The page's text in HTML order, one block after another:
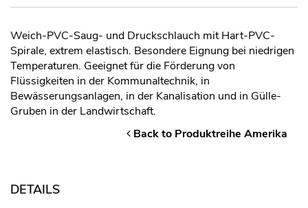
Weich-PVC-Saug- und Druckschlauch mit Hart-PVC-
Spirale, extrem elastisch. Besondere Eignung bei niedrigen
Temperaturen. Geeignet für die Förderung von
Flüssigkeiten in der Kommunaltechnik, in
Bewässerungsanlagen, in der Kanalisation und in Gülle-
Gruben in der Landwirtschaft.
Back to Produktreihe Amerika
DETAILS